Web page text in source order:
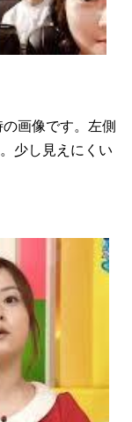
画像です。左側
少し見えにくい